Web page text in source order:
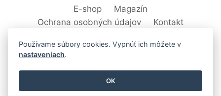
E-shop
Magazín
Ochrana osobných údajov
Kontakt
© 2026 Svet Interiéru - kuchyňa, kúpeľne,
Používame súbory cookies. Vypnúť ich môžete v
nastaveniach.
OK